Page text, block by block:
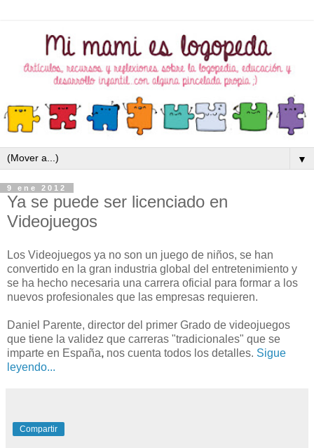
▼
9 ene 2012
Ya se puede ser licenciado en
Videojuegos
Los Videojuegos ya no son un juego de niños, se han
convertido en la gran industria global del entretenimiento y
se ha hecho necesaria una carrera oficial para formar a los
nuevos profesionales que las empresas requieren.
Daniel Parente, director del primer Grado de videojuegos
que tiene la validez que carreras "tradicionales" que se
imparte en España, nos cuenta todos los detalles. Sigue
leyendo...
Compartir